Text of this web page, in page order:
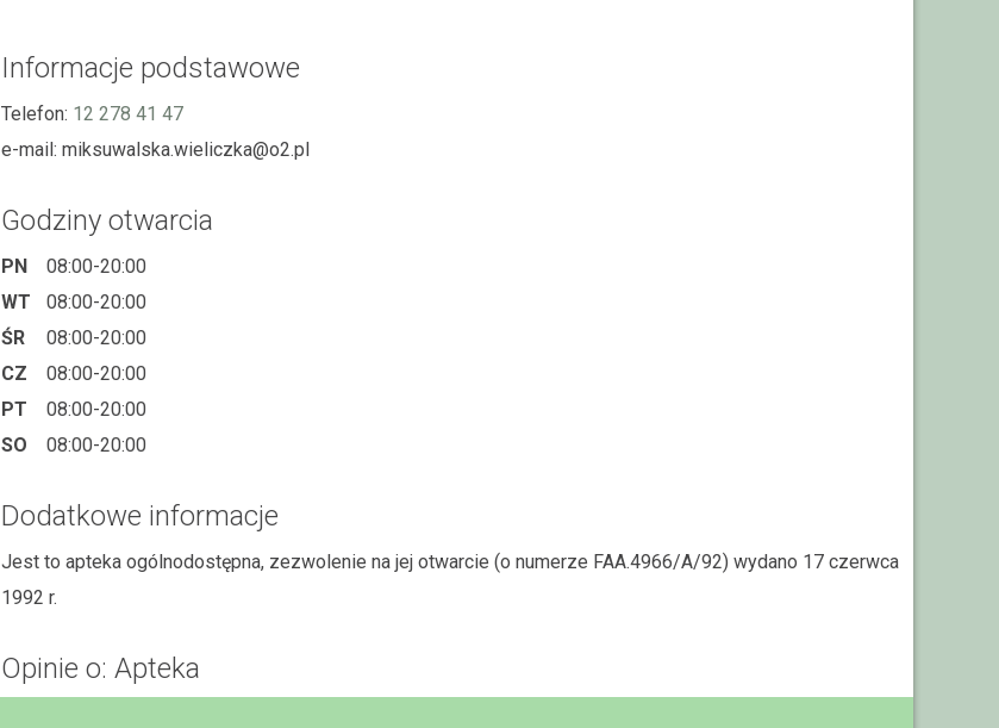
Informacje podstawowe
Telefon: 12 278 41 47
e-mail: miksuwalska.wieliczka@o2.pl
Godziny otwarcia
PN
08:00-20:00
WT
08:00-20:00
ŚR
08:00-20:00
CZ
08:00-20:00
PT
08:00-20:00
SO
08:00-20:00
Dodatkowe informacje
Jest to apteka ogólnodostępna, zezwolenie na jej otwarcie (o numerze FAA.4966/A/92) wydano 17 czerwca
1992 r.
Opinie o: Apteka